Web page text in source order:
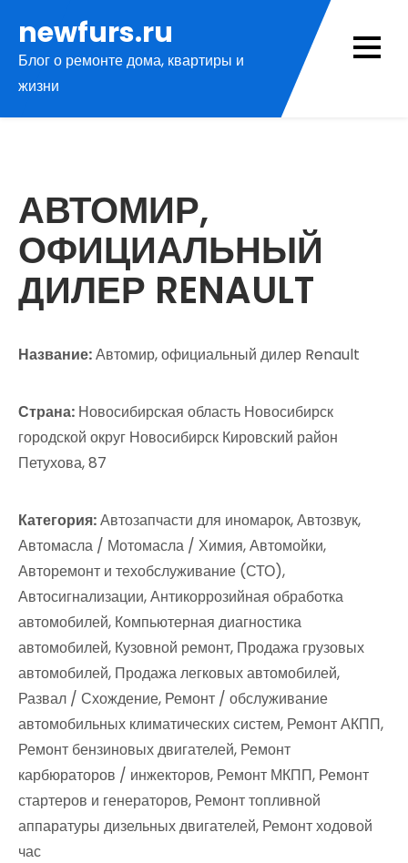
содержимому
newfurs.ru
Блог о ремонте дома, квартиры и
жизни
АВТОМИР,
ОФИЦИАЛЬНЫЙ
ДИЛЕР RENAULT
Название:Автомир, официальный дилер Renault
Страна: Новосибирская область Новосибирск
городской округ Новосибирск Кировский район
Петухова, 87
Категория:Автозапчасти для иномарок, Автозвук,
Автомасла / Мотомасла / Химия, Автомойки,
Авторемонт и техобслуживание (СТО),
Автосигнализации, Антикоррозийная обработка
автомобилей, Компьютерная диагностика
автомобилей, Кузовной ремонт, Продажа грузовых
автомобилей, Продажа легковых автомобилей,
Развал / Схождение, Ремонт / обслуживание
автомобильных климатических систем, Ремонт АКПП,
Ремонт бензиновых двигателей, Ремонт
карбюраторов / инжекторов, Ремонт МКПП, Ремонт
стартеров и генераторов, Ремонт топливной
аппаратуры дизельных двигателей, Ремонт ходовой
час